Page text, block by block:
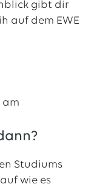
gibt dir
auf dem EWE
Studiums
wie es